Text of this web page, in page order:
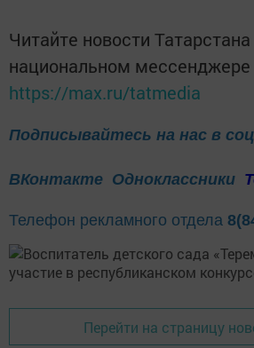
Читайте новости Татарстана
национальном
https://max.ru/tatmedia
Подписывайтесь на нас в
ВКонтакте Одноклассники
Телефон рекламного отдела
Перейти на страницу